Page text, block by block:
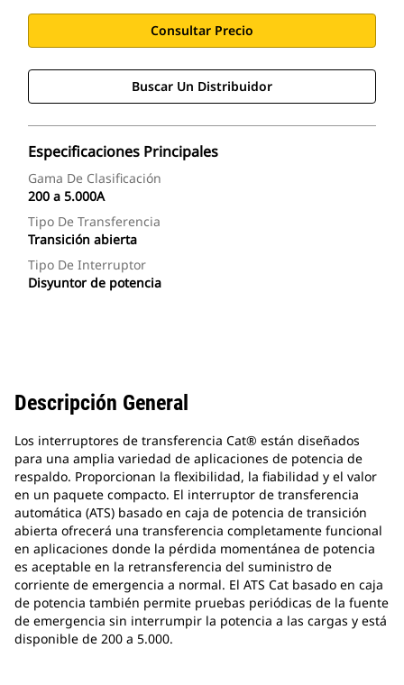
Consultar Precio
Buscar Un Distribuidor
Especificaciones Principales
Gama De Clasificación
200 a 5.000A
Tipo De Transferencia
Transición abierta
Tipo De Interruptor
Disyuntor de potencia
Descripción General
Los interruptores de transferencia Cat® están diseñados
para una amplia variedad de aplicaciones de potencia de
respaldo. Proporcionan la flexibilidad, la fiabilidad y el valor
en un paquete compacto. El interruptor de transferencia
automática (ATS) basado en caja de potencia de transición
abierta ofrecerá una transferencia completamente funcional
en aplicaciones donde la pérdida momentánea de potencia
es aceptable en la retransferencia del suministro de
corriente de emergencia a normal. El ATS Cat basado en caja
de potencia también permite pruebas periódicas de la fuente
de emergencia sin interrumpir la potencia a las cargas y está
disponible de 200 a 5.000.